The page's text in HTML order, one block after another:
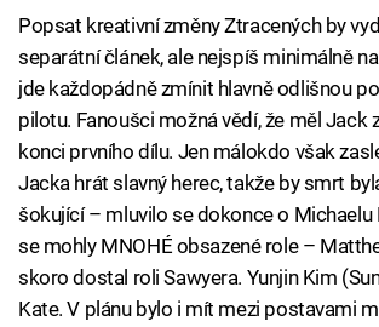
Popsat kreativní změny Ztracených by
separátní článek, ale nejspíš minimálně
jde každopádně zmínit hlavně odlišnou
pilotu. Fanoušci možná vědí, že měl Jack
konci prvního dílu. Jen málokdo však
Jacka hrát slavný herec, takže by smrt
šokující – mluvilo se dokonce o Michaelu
se mohly MNOHÉ obsazené role –
skoro dostal roli Sawyera. Yunjin Kim
Kate. V plánu bylo i mít mezi postavami